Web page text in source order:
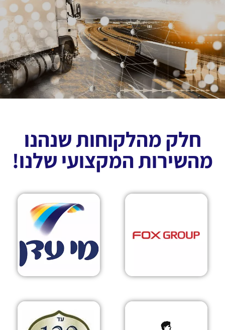
חלק מהלקוחות שנהנו
מהשירות המקצועי שלנו!